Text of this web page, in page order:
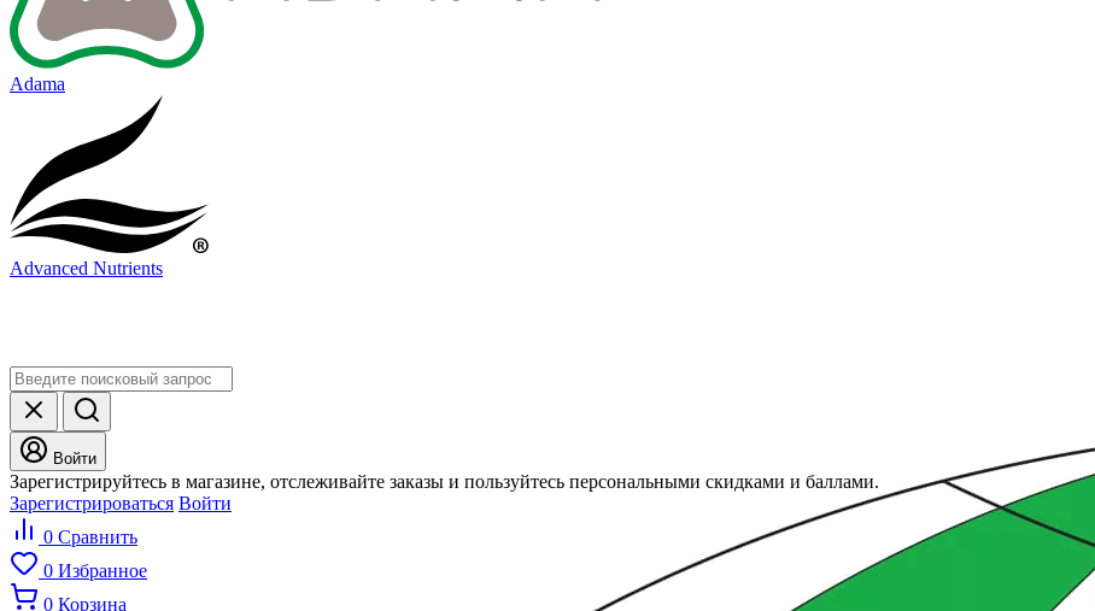
Adama
Advanced Nutrients
Войти
Зарегистрируйтесь в магазине, отслеживайте заказы и пользуйтесь персональными скидками и баллами.
Зарегистрироваться Войти
0 Сравнить
0 Избранное
0 Корзина